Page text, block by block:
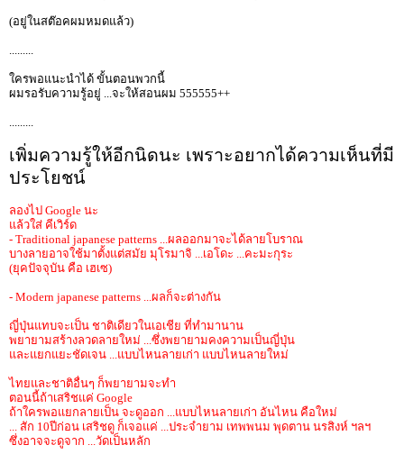
(อยู่ในสต๊อคผมหมดแล้ว)
.........
ใครพอแนะนำได้ ขั้นตอนพวกนี้
ผมรอรับความรู้อยู่ ...จะให้สอนผม 555555++
.........
เพิ่มความรู้ให้อีกนิดนะ เพราะอยากได้ความเห็นที่มี
ประโยชน์
ลองไป Google นะ
แล้วใส่ คีเวิร์ด
- Traditional japanese patterns ...ผลออกมาจะได้ลายโบราณ
บางลายอาจใช้มาตั้งแต่สมัย มุโรมาจิ ...เอโดะ ...คะมะกุระ
(ยุคปัจจุบัน คือ เฮเซ)
- Modern japanese patterns ...ผลก็จะต่างกัน
ญี่ปุ่นแทบจะเป็น ชาติเดียวในเอเชีย ที่ทำมานาน
พยายามสร้างลวดลายใหม่ ...ซึ่งพยายามคงความเป็นญี่ปุ่น
และแยกแยะชัดเจน ...แบบไหนลายเก่า แบบไหนลายใหม่
ไทยและชาติอื่นๆ ก็พยายามจะทำ
ตอนนี้ถ้าเสริชแค่ Google
ถ้าใครพอแยกลายเป็น จะดูออก ...แบบไหนลายเก่า อันไหน คือใหม่
... สัก 10ปีก่อน เสริชดู ก็เจอแค่ ...ประจำยาม เทพพนม พุดตาน นรสิงห์ ฯลฯ
ซึ่งอาจจะดูจาก ...วัดเป็นหลัก